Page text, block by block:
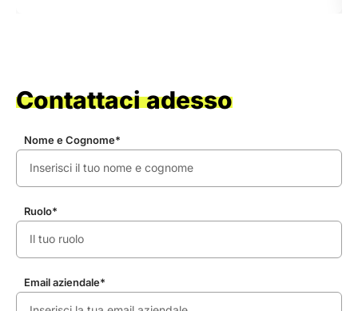
Contattaci adesso
Nome e Cognome*
Ruolo*
Email aziendale*